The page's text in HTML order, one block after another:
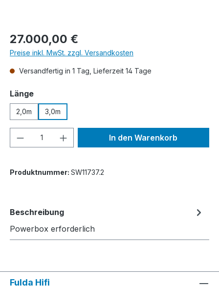
Regulärer Preis:
27.000,00 €
Preise inkl. MwSt. zzgl. Versandkosten
Versandfertig in 1 Tag, Lieferzeit 14 Tage
Längeauswählen
2,0m 3,0m
Produkt Anzahl: Gib denIn den Warenkorb
Produktnummer: SW11737.2
Beschreibung
Powerbox erforderlich
Fulda Hifi